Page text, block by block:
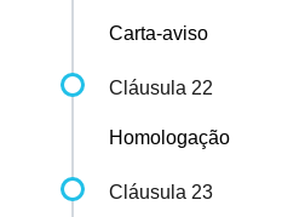
Carta-aviso
Cláusula 22
Homologação
Cláusula 23